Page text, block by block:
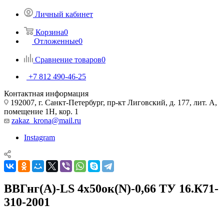
Личный кабинет
Корзина0
Отложенные0
Сравнение товаров0
+7 812 490-46-25
Контактная информация
192007, г. Санкт-Петербург, пр-кт Лиговский, д. 177, лит. А,
помещение 1Н, кор. 1
zakaz_krona@mail.ru
Instagram
ВВГнг(А)-LS 4х50ок(N)-0,66 ТУ 16.К71-
310-2001